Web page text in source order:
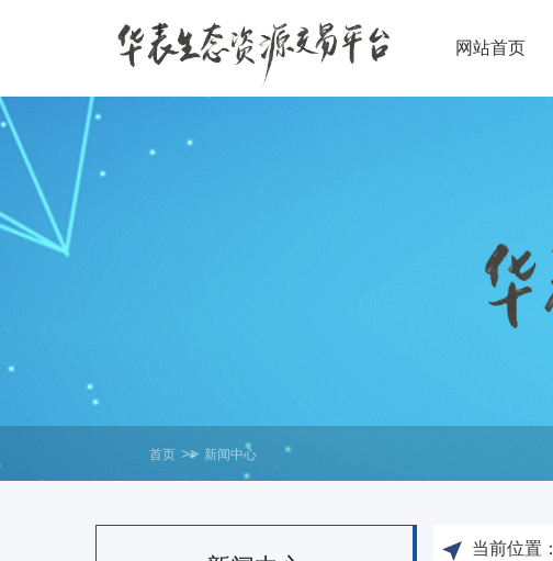
网站首页
首页 >> 新闻中心
当前位置：